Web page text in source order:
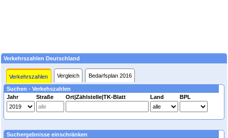
Verkehrszahlen Deutschland
Verkehrszahlen Vergleich Bedarfsplan 2016
Suchen - Verkehszahlen
Jahr
Straße Ort|Zählstelle|TK-Blatt Land BPL
Suchergebnisse einschränken